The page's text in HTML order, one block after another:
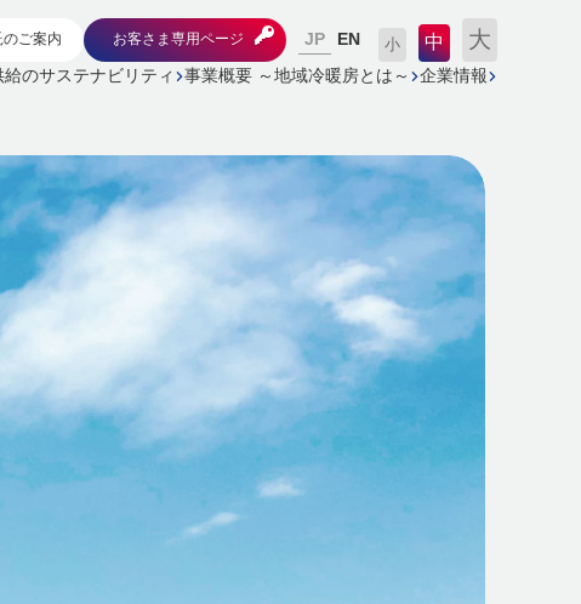
ご案内 お客さま専用ページ JP EN 小 中 大
のサステナビリティ 事業概要 ～地域冷暖房とは～ 企業情報